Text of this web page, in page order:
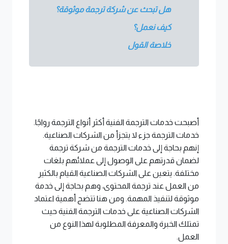
هل تبحث عن شركة ترجمة موثوقة؟
كيف نعمل؟
خلاصة القول
أصبحت خدمات الترجمة الفنية أكثر أنواع الترجمة رواجًا.
خدمات الترجمة جزء لا يتجزأ من الشركات الصناعية.
إنهم بحاجة إلى خدمات الترجمة من شركة ترجمة
لضمان قدرتهم على الوصول إلى عملائهم بلغات
مختلفة. يتعين على الشركات الصناعية القيام بالكثير
من العمل عند ترجمة المحتوى، وهم بحاجة إلى خدمة
موثوقة لتنفيذ المهمة. ومن هنا تتضح أهمية اعتماد
الشركات الصناعية على خدمات الترجمة الفنية حيث
تمتلك الخبرة والمعرفة المطلوبة لهذا النوع من
العمل.